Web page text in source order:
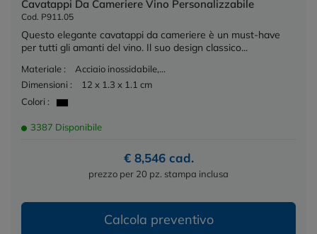
Cavatappi Da Cameriere Vino Personalizzabile
Cod. P911.05
Questo elegante cavatappi da cameriere è un must-have
per tutti gli amanti del vino. Il suo design classico...
Materiale :
Acciaio inossidabile,...
Dimensioni :
12 x 1.3 x 1.1 cm
Colori :
3387 Disponibile
€ 8,546 cad.
prezzo per 20 pz. stampa inclusa
Calcola preventivo